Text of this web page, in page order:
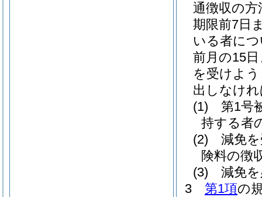
通徴収の
期限前7日
いる者に
前月の15
を受けよ
出しなけ
(1)
第1号
持する者
(2)
減免
険料の徴
(3)
減免
3
第1項の